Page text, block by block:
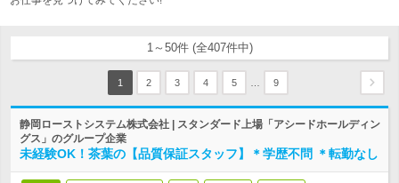
1～50件 (全407件中)
1 2 3 4 5 9
静岡ローストシステム株式会社 | スタンダード上場「アシードホールディン
グス」のグループ企業
未経験OK！茶葉の【品質保証スタッフ】＊学歴不問 ＊転勤なし